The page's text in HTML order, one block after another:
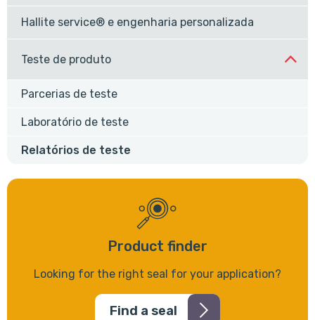
Hallite service® e engenharia personalizada
Teste de produto
Parcerias de teste
Laboratório de teste
Relatórios de teste
Product finder
Looking for the right seal for your application?
Find a seal